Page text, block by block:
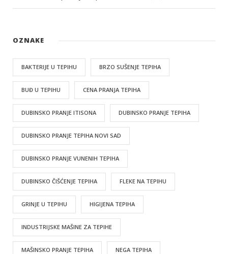
OZNAKE
BAKTERIJE U TEPIHU BRZO SUŠENJE TEPIHA
BUĐ U TEPIHU CENA PRANJA TEPIHA
DUBINSKO PRANJE ITISONA DUBINSKO PRANJE TEPIHA
DUBINSKO PRANJE TEPIHA NOVI SAD
DUBINSKO PRANJE VUNENIH TEPIHA
DUBINSKO ČIŠĆENJE TEPIHA FLEKE NA TEPIHU
GRINJE U TEPIHU HIGIJENA TEPIHA
INDUSTRIJSKE MAŠINE ZA TEPIHE
MAŠINSKO PRANJE TEPIHA NEGA TEPIHA